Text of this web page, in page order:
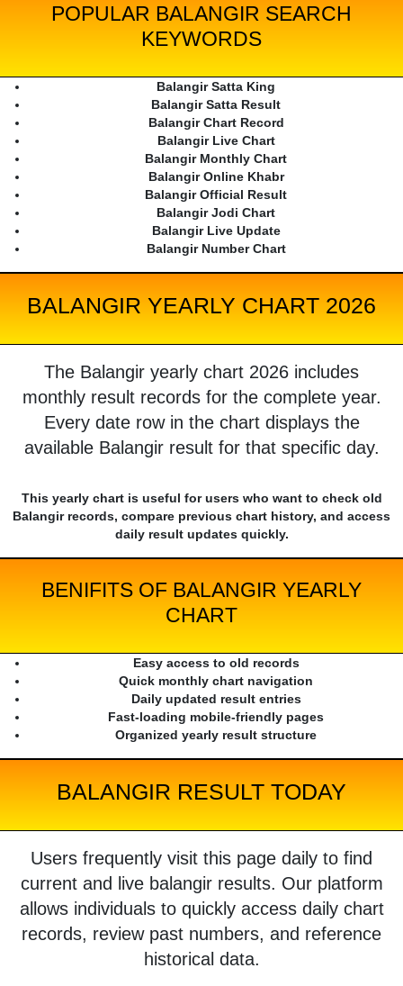
POPULAR BALANGIR SEARCH
KEYWORDS
Balangir Satta King
Balangir Satta Result
Balangir Chart Record
Balangir Live Chart
Balangir Monthly Chart
Balangir Online Khabr
Balangir Official Result
Balangir Jodi Chart
Balangir Live Update
Balangir Number Chart
BALANGIR YEARLY CHART 2026
The Balangir yearly chart 2026 includes
monthly result records for the complete year.
Every date row in the chart displays the
available Balangir result for that specific day.
This yearly chart is useful for users who want to check old
Balangir records, compare previous chart history, and access
daily result updates quickly.
BENIFITS OF BALANGIR YEARLY
CHART
Easy access to old records
Quick monthly chart navigation
Daily updated result entries
Fast-loading mobile-friendly pages
Organized yearly result structure
BALANGIR RESULT TODAY
Users frequently visit this page daily to find
current and live balangir results. Our platform
allows individuals to quickly access daily chart
records, review past numbers, and reference
historical data.